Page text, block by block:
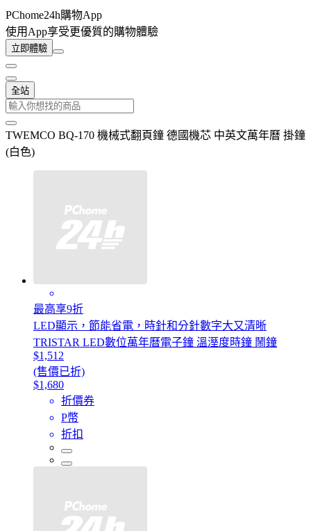
PChome24h購物App
使用App享受更優質的購物體驗
立即體驗
全站
TWEMCO BQ-170 機械式翻頁鐘 德國機芯 中英文萬年曆 掛鐘
(白色)
最高享9折
LED顯示，節能省電，時針和分針數字大又清晰
TRISTAR LED數位萬年曆電子鐘 溫溼度時鐘 鬧鐘
$1,512
(售價已折)
$1,680
折價券
P幣
折扣